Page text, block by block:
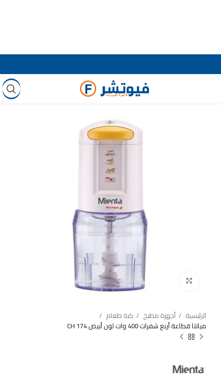
Click to enlarge
الرئيسية أجهزة مطبخ
كبة طعام
ميانتا قطاعة أربع شفرات 400 وات لون أبيض CH 174